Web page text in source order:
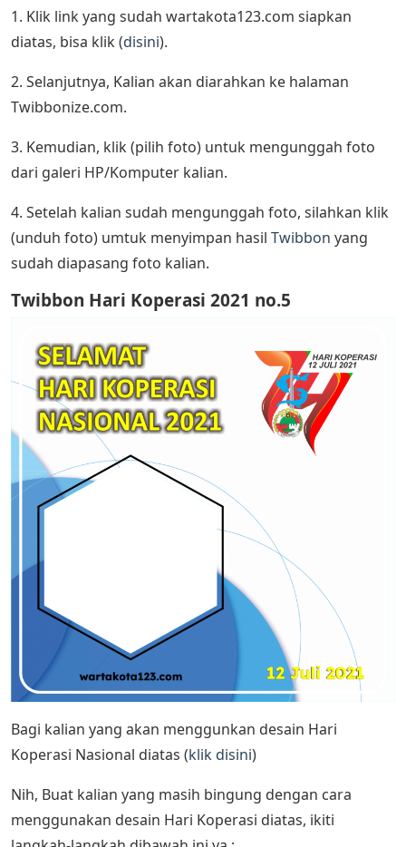
1. Klik link yang sudah wartakota123.com siapkan
diatas, bisa klik (disini).
2. Selanjutnya, Kalian akan diarahkan ke halaman
Twibbonize.com.
3. Kemudian, klik (pilih foto) untuk mengunggah foto
dari galeri HP/Komputer kalian.
4. Setelah kalian sudah mengunggah foto, silahkan klik
(unduh foto) umtuk menyimpan hasil Twibbon yang
sudah diapasang foto kalian.
Twibbon Hari Koperasi 2021 no.5
Bagi kalian yang akan menggunkan desain Hari
Koperasi Nasional diatas (klik disini)
Nih, Buat kalian yang masih bingung dengan cara
menggunakan desain Hari Koperasi diatas, ikiti